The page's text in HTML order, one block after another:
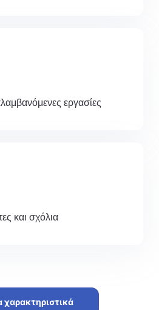
εργασίες
και σχόλια
χαρακτηριστικά